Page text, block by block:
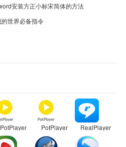
安装方正小标宋简体的方法
世界必备指令
PotPlayer PotPlayer RealPlayer